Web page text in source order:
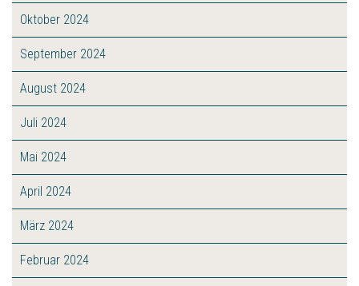
Oktober 2024
September 2024
August 2024
Juli 2024
Mai 2024
April 2024
März 2024
Februar 2024